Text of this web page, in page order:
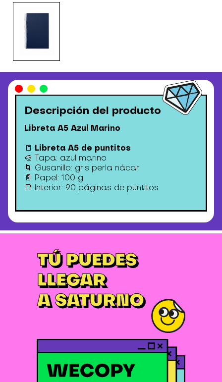
Descripción del producto
Libreta A5 Azul Marino
📒 Libreta A5 de puntitos
🎨 Tapa: azul marino
🌀 Gusanillo: gris perla nácar
📄 Papel: 100 g
📑 Interior: 90 páginas de puntitos